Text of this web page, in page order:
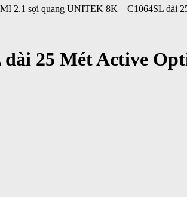
2.1 sợi quang UNITEK 8K – C1064SL dài
25 Mét Active